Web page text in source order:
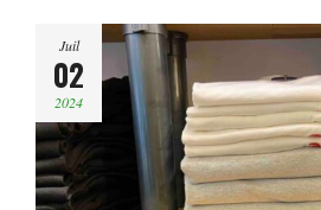
Juil
02
2024